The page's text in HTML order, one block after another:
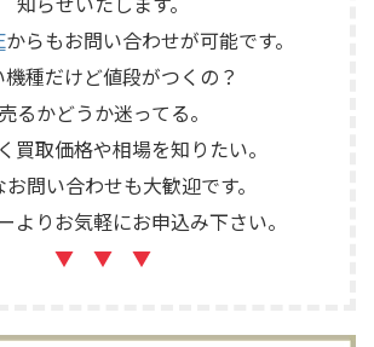
、各入力端
コントロ ...
しました。 買取商品：Mark
Levinson N ...
からもお問い合わせが可能です。
種だけど値段がつくの？
売るかどうか迷ってる。
買取価格や相場を知りたい。
お問い合わせも大歓迎です。
よりお気軽にお申込み下さい。
▼ ▼ ▼